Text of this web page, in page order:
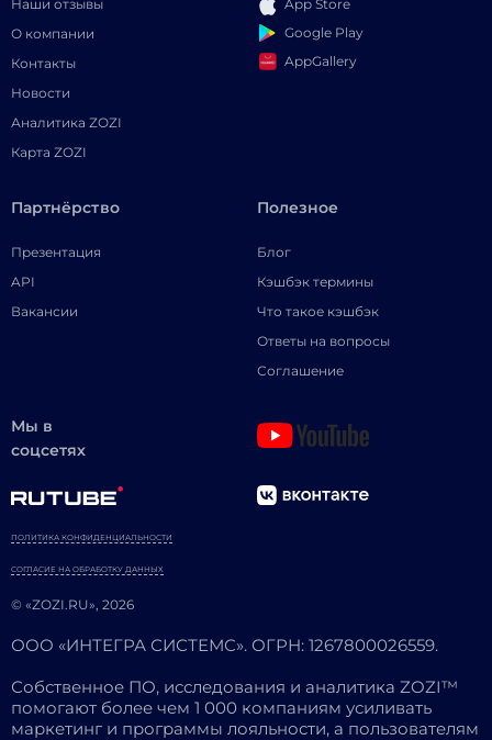
Наши отзывы
О компании
Контакты
Новости
Аналитика ZOZI
Карта ZOZI
App Store
Google Play
AppGallery
Партнёрство
Презентация
API
Вакансии
Полезное
Блог
Кэшбэк термины
Что такое кэшбэк
Ответы на вопросы
Соглашение
Мы в
соцсетях
© «ZOZI.RU», 2026
ПОЛИТИКА КОНФИДЕНЦИАЛЬНОСТИ
СОГЛАСИЕ НА ОБРАБОТКУ ДАННЫХ
ООО «ИНТЕГРА СИСТЕМС». ОГРН: 1267800026559.
Собственное ПО, исследования и аналитика ZOZI™
помогают более чем 1 000 компаниям усиливать
маркетинг и программы лояльности, а пользователям